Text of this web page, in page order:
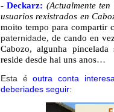
-Deckarz: (Actualmente
usuarios rexistrados en
moito tempo para compartir
paternidade, de cando en
Cabozo, algunha
reside desde hai uns anos…
Esta éoutra conta
deberiades seguir: